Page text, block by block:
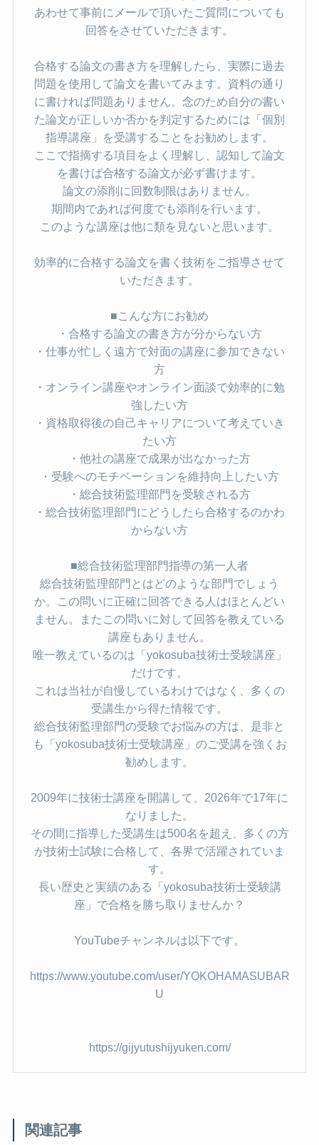
あわせて事前にメールで頂いたご質問についても
回答をさせていただきます。
合格する論文の書き方を理解したら、実際に過去
問題を使用して論文を書いてみます。資料の通り
に書ければ問題ありません。念のため自分の書い
た論文が正しいか否かを判定するためには「個別
指導講座」を受講することをお勧めします。
ここで指摘する項目をよく理解し、認知して論文
を書けば合格する論文が必ず書けます。
論文の添削に回数制限はありません。
期間内であれば何度でも添削を行います。
このような講座は他に類を見ないと思います。
効率的に合格する論文を書く技術をご指導させて
いただきます。
■こんな方にお勧め
・合格する論文の書き方が分からない方
・仕事が忙しく遠方で対面の講座に参加できない
方
・オンライン講座やオンライン面談で効率的に勉
強したい方
・資格取得後の自己キャリアについて考えていき
たい方
・他社の講座で成果が出なかった方
・受験へのモチベーションを維持向上したい方
・総合技術監理部門を受験される方
・総合技術監理部門にどうしたら合格するのかわ
からない方
■総合技術監理部門指導の第一人者
総合技術監理部門とはどのような部門でしょう
か。この問いに正確に回答できる人はほとんどい
ません。またこの問いに対して回答を教えている
講座もありません。
唯一教えているのは「yokosuba技術士受験講座」
だけです。
これは当社が自慢しているわけではなく、多くの
受講生から得た情報です。
総合技術監理部門の受験でお悩みの方は、是非と
も「yokosuba技術士受験講座」のご受講を強くお
勧めします。
2009年に技術士講座を開講して、2026年で17年に
なりました。
その間に指導した受講生は500名を超え、多くの方
が技術士試験に合格して、各界で活躍されていま
す。
長い歴史と実績のある「yokosuba技術士受験講
座」で合格を勝ち取りませんか？
YouTubeチャンネルは以下です。
https://www.youtube.com/user/YOKOHAMASUBAR
U
https://gijyutushijyuken.com/
関連記事